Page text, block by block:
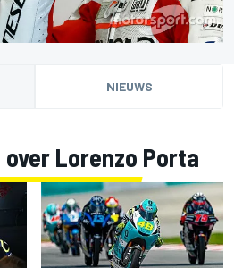
NIEUWS
Lorenzo Porta